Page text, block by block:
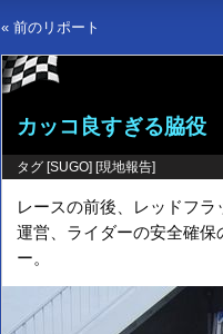
« 前のリポート
カッコ良すぎる脇役
タグ [SUGO] [現地報告]
レースの前後、レッドフ
運営、ライダーの安全確
ー。